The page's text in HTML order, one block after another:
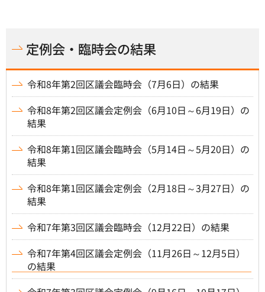
定例会・臨時会の結果
令和8年第2回区議会臨時会（7月6日）の結果
令和8年第2回区議会定例会（6月10日～6月19日）の
結果
令和8年第1回区議会臨時会（5月14日～5月20日）の
結果
令和8年第1回区議会定例会（2月18日～3月27日）の
結果
令和7年第3回区議会臨時会（12月22日）の結果
令和7年第4回区議会定例会（11月26日～12月5日）
の結果